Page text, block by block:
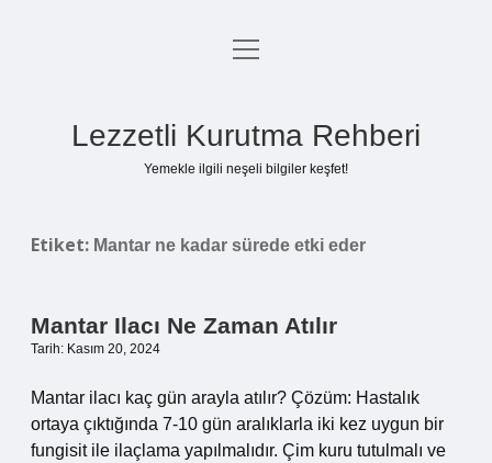
Anasayfa
menüyü
Lezzetli Kurutma Rehberi
Yemekle ilgili neşeli bilgiler keşfet!
Etiket: Mantar ne kadar sürede etki eder
Mantar Ilacı Ne Zaman Atılır
Tarih: Kasım 20, 2024
Mantar ilacı kaç gün arayla atılır? Çözüm: Hastalık
ortaya çıktığında 7-10 gün aralıklarla iki kez uygun bir
fungisit ile ilaçlama yapılmalıdır. Çim kuru tutulmalı ve